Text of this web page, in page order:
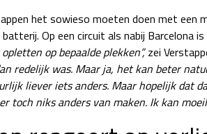
het sowieso moeten doen met een
Op een circuit als nabij Barcelona
opletten op bepaalde plekken”,zei
redelijk was. Maar ja, het kan beter
liever iets anders. Maar hopelijk dat
toch niks anders van maken. Ik kan